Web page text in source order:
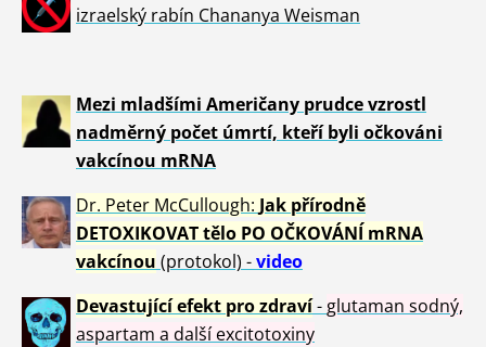
izraelský rabín Chananya Weisman
Mezi mladšími Američany prudce vzrostl
nadměrný počet úmrtí, kteří byli očkováni
vakcínou mRNA
Dr. Peter McCullough: Jak přírodně
DETOXIKOVAT tělo PO OČKOVÁNÍ mRNA
vakcínou (protokol) -video
Devastující efekt pro zdraví- glutaman sodný,
aspartam a další excitotoxiny